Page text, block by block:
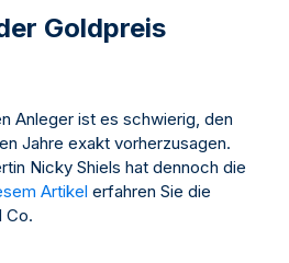
Goldpreis
Anleger ist es schwierig, den
Jahre exakt vorherzusagen.
Nicky Shiels hat dennoch die
Artikel erfahren Sie die
Co.